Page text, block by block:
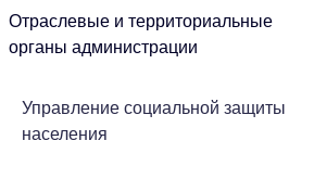
Отраслевые и территориальные
органы администрации
Управление социальной защиты
населения